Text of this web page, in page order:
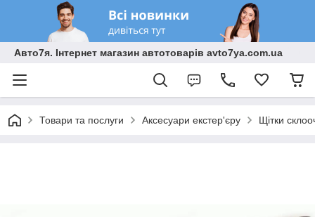
Авто7я. Інтернет магазин автотоварів avto7ya.com.ua
Товари та послуги Аксесуари екстер'єру Щітки